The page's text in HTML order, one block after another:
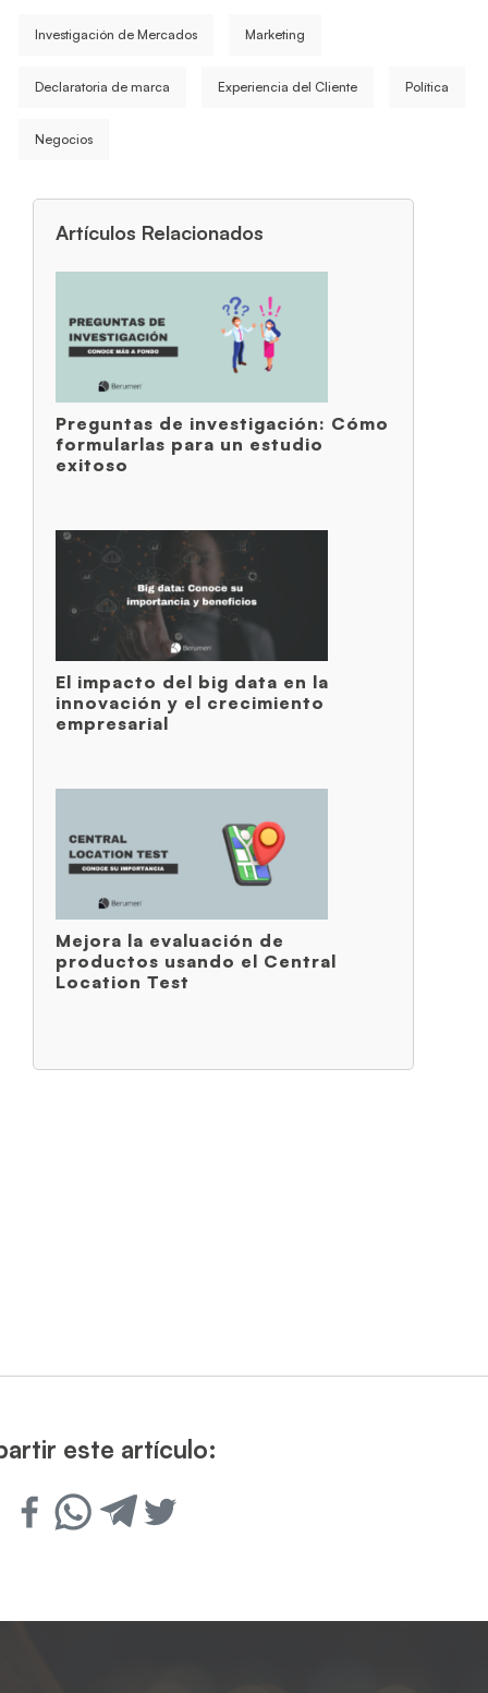
Investigación de Mercados Marketing
Declaratoria de marca Experiencia del Cliente Política
Negocios
Artículos Relacionados
Preguntas de investigación: Cómo
formularlas para un estudio
exitoso
El impacto del big data en la
innovación y el crecimiento
empresarial
Mejora la evaluación de
productos usando el Central
Location Test
este artículo: